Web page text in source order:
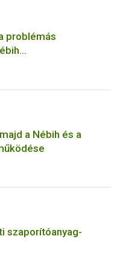
problémás
a Nébih és a
szaporítóanyag-